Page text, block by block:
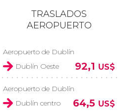
TRASLADOS
AEROPUERTO
Aeropuerto de Dublín
Dublín Oeste
92,1 US$
Aeropuerto de Dublín
Dublín centro
64,5 US$